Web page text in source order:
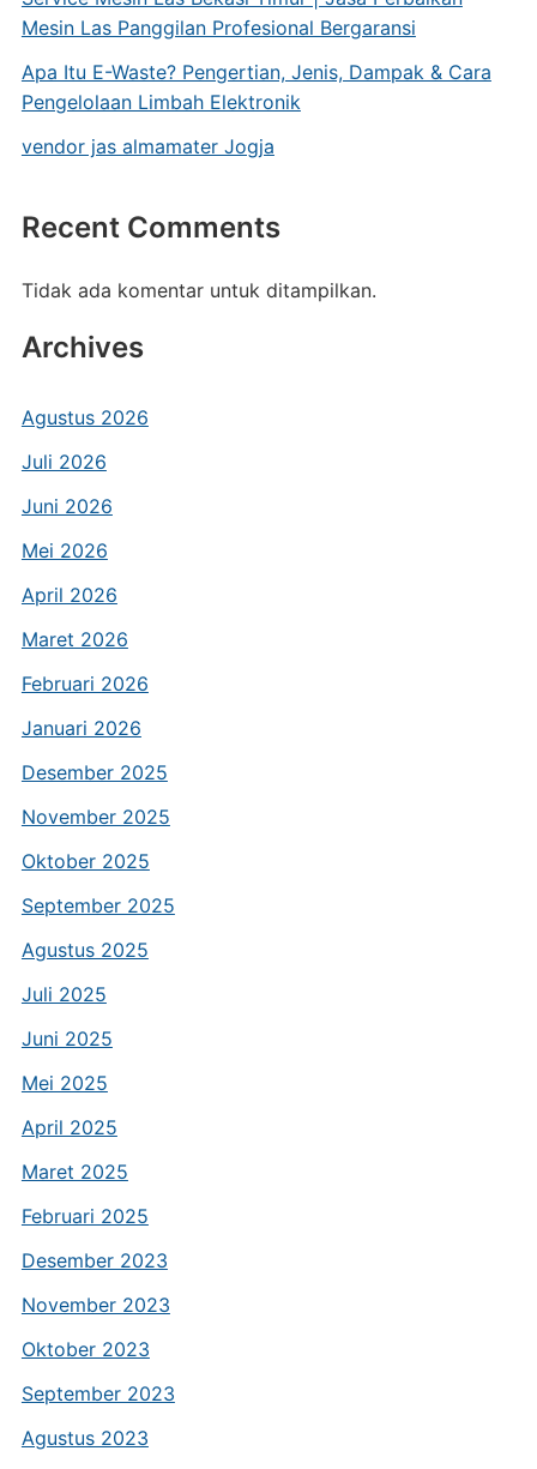
Mesin Las Panggilan Profesional Bergaransi
Apa Itu E-Waste? Pengertian, Jenis, Dampak & Cara
Pengelolaan Limbah Elektronik
vendor jas almamater Jogja
Recent Comments
Tidak ada komentar untuk ditampilkan.
Archives
Agustus 2026
Juli 2026
Juni 2026
Mei 2026
April 2026
Maret 2026
Februari 2026
Januari 2026
Desember 2025
November 2025
Oktober 2025
September 2025
Agustus 2025
Juli 2025
Juni 2025
Mei 2025
April 2025
Maret 2025
Februari 2025
Desember 2023
November 2023
Oktober 2023
September 2023
Agustus 2023